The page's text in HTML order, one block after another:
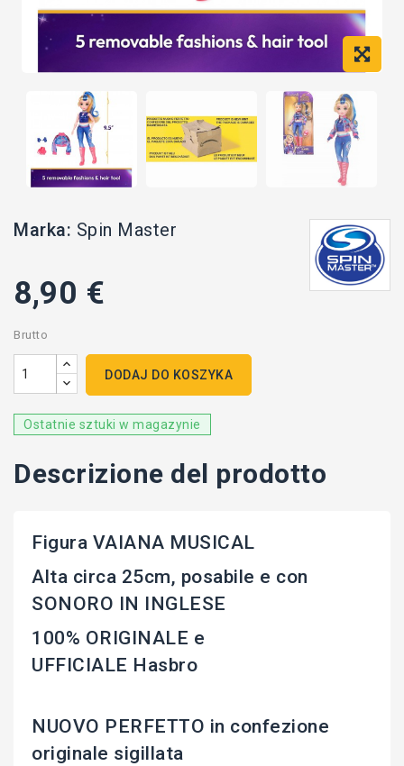
Marka: Spin Master
8,90 €
Brutto
DODAJ DO KOSZYKA
Ostatnie sztuki w magazynie
Descrizione del prodotto
Figura VAIANA MUSICAL
Alta circa 25cm, posabile e con
SONORO IN INGLESE
100% ORIGINALE e
UFFICIALE Hasbro
NUOVO PERFETTO in confezione
originale sigillata